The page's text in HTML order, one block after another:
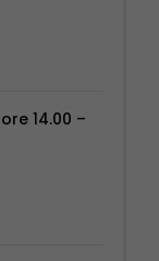
14.00 –